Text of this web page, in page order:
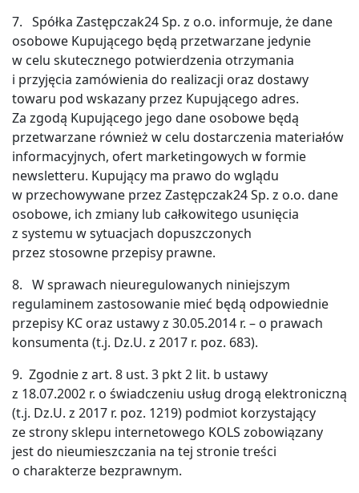
7. Spółka Zastępczak24 Sp. z o.o. informuje, że dane
osobowe Kupującego będą przetwarzane jedynie
w celu skutecznego potwierdzenia otrzymania
i przyjęcia zamówienia do realizacji oraz dostawy
towaru pod wskazany przez Kupującego adres.
Za zgodą Kupującego jego dane osobowe będą
przetwarzane również w celu dostarczenia materiałów
informacyjnych, ofert marketingowych w formie
newsletteru. Kupujący ma prawo do wglądu
w przechowywane przez Zastępczak24 Sp. z o.o. dane
osobowe, ich zmiany lub całkowitego usunięcia
z systemu w sytuacjach dopuszczonych
przez stosowne przepisy prawne.
8. W sprawach nieuregulowanych niniejszym
regulaminem zastosowanie mieć będą odpowiednie
przepisy KC oraz ustawy z 30.05.2014 r. – o prawach
konsumenta (t.j. Dz.U. z 2017 r. poz. 683).
9. Zgodnie z art. 8 ust. 3 pkt 2 lit. b ustawy
z 18.07.2002 r. o świadczeniu usług drogą elektroniczną
(t.j. Dz.U. z 2017 r. poz. 1219) podmiot korzystający
ze strony sklepu internetowego KOLS zobowiązany
jest do nieumieszczania na tej stronie treści
o charakterze bezprawnym.